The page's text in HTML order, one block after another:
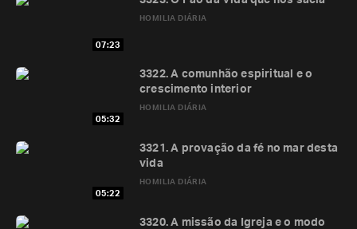
07:23
HOMILIA DIÁRIA
05:32
HOMILIA DIÁRIA
3322. A comunhão espiritual e o
crescimento interior
05:22
HOMILIA DIÁRIA
3321. A provação da fé no mar desta
vida
3320. A missão da Igreja e o modo